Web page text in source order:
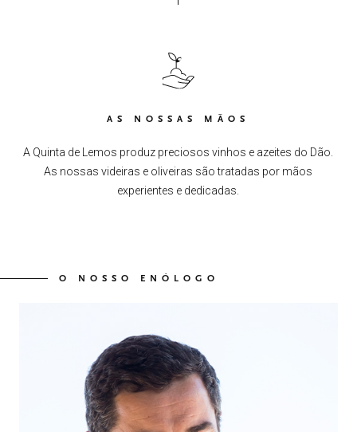
AS NOSSAS MÃOS
A Quinta de Lemos produz preciosos vinhos e azeites do Dão.
As nossas videiras e oliveiras são tratadas por mãos
experientes e dedicadas.
O NOSSO ENÓLOGO